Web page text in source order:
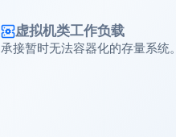
虚拟机类工作负载
承接暂时无法容器化的存量系统。